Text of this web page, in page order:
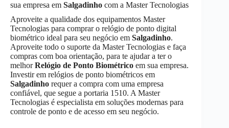
sua empresa em Salgadinho com a Master Tecnologias
Aproveite a qualidade dos equipamentos Master
Tecnologias para comprar o relógio de ponto digital
biométrico ideal para seu negócio em Salgadinho.
Aproveite todo o suporte da Master Tecnologias e faça
compras com boa orientação, para te ajudar a ter o
melhorRelógio de Ponto Biométrico em sua empresa.
Investir em relógios de ponto biométricos em
Salgadinho requer a compra com uma empresa
confiável, que segue a portaria 1510. A Master
Tecnologias é especialista em soluções modernas para
controle de ponto e de acesso em seu negócio.